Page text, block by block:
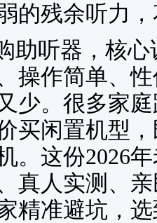
的残余听力
助听器，核
操作简单、
少。很多家
买闲置机型
。这份2026
真人实测、
精准避坑，